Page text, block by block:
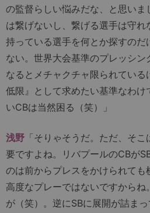
の監督らしい悩みだな、と思い
は繋げないし、繋げる選手は守れ
持っている選手を何とか探すのだ
ない。世界大会基準のプレッシン
なるとメチャクチャ限られてい
低限』として求めたい基準なわけ
いCBは当然困る（笑）」
浅野 「そりゃそうだ。ただ、そ
要ですよね。リバプールのCBが
のは前からプレスをかけられて
高度なプレーではないですからね
が（笑）。逆にSBに展開が詰まっ